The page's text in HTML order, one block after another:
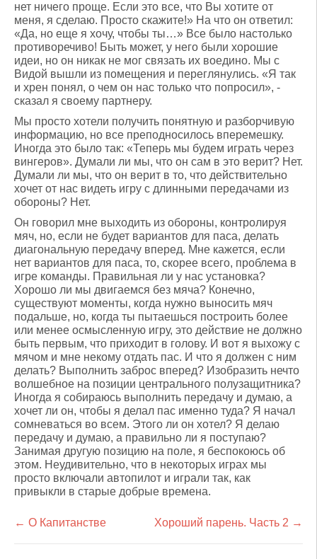
нет ничего проще. Если это все, что Вы хотите от
меня, я сделаю. Просто скажите!» На что он ответил:
«Да, но еще я хочу, чтобы ты…» Все было настолько
противоречиво! Быть может, у него были хорошие
идеи, но он никак не мог связать их воедино. Мы с
Видой вышли из помещения и переглянулись. «Я так
и хрен понял, о чем он нас только что попросил», -
сказал я своему партнеру.
Мы просто хотели получить понятную и разборчивую
информацию, но все преподносилось вперемешку.
Иногда это было так: «Теперь мы будем играть через
вингеров». Думали ли мы, что он сам в это верит? Нет.
Думали ли мы, что он верит в то, что действительно
хочет от нас видеть игру с длинными передачами из
обороны? Нет.
Он говорил мне выходить из обороны, контролируя
мяч, но, если не будет вариантов для паса, делать
диагональную передачу вперед. Мне кажется, если
нет вариантов для паса, то, скорее всего, проблема в
игре команды. Правильная ли у нас установка?
Хорошо ли мы двигаемся без мяча? Конечно,
существуют моменты, когда нужно выносить мяч
подальше, но, когда ты пытаешься построить более
или менее осмысленную игру, это действие не должно
быть первым, что приходит в голову. И вот я выхожу с
мячом и мне некому отдать пас. И что я должен с ним
делать? Выполнить заброс вперед? Изобразить нечто
волшебное на позиции центрального полузащитника?
Иногда я собираюсь выполнить передачу и думаю, а
хочет ли он, чтобы я делал пас именно туда? Я начал
сомневаться во всем. Этого ли он хотел? Я делаю
передачу и думаю, а правильно ли я поступаю?
Занимая другую позицию на поле, я беспокоюсь об
этом. Неудивительно, что в некоторых играх мы
просто включали автопилот и играли так, как
привыкли в старые добрые времена.
← О Капитанстве Хороший парень. Часть 2 →